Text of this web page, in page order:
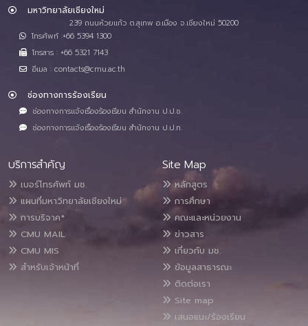
มหาวิทยาลัยเชียงใหม่
239 ถนนห้วยแก้ว ต.สุเทพ อ.เมือง จ.เชียงใหม่ 50200
โทรศัพท์ :+66 5394 1300
โทรสาร : +66 5321 7143
อีเมล : contacts@cmu.ac.th
ช่องทางการร้องเรียน
ช่องทางการแจ้งเรื่องร้องเรียน สำนักงาน ป.ป.ช.
ช่องทางการแจ้งเรื่องร้องเรียน สำนักงาน ป.ป.ท.
บริการสำคัญ
เบอร์โทรศัพท์ มช.
แผนที่มหาวิทยาลัยเชียงใหม่
การบริจาค*
CMU MAIL
CMU MIS
สำหรับเจ้าหน้าที่
Site Map
หลักสูตร
การศึกษา
คณะและหน่วยงาน
ข่าวสาร
เกี่ยวกับ มช.
ข้อมูลสาธารณะ
ติดต่อเรา
Site map
เสนอแนะ/ร้องเรียน